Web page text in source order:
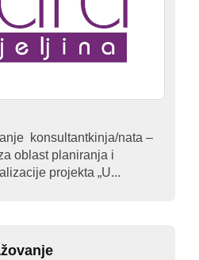
konsultantkinja/nata –
oblast planiranja i
projekta „U...